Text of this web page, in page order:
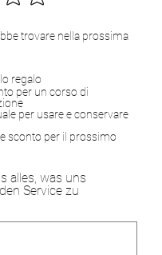
trovare nella prossima
regalo
per un corso di
per usare e conservare
sconto per il prossimo
alles, was uns
Service zu